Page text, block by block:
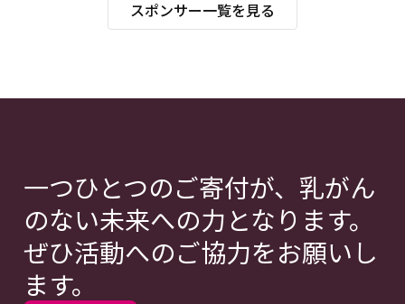
スポンサー一覧を見る
一つひとつのご寄付が、乳がん
のない未来への力となります。
ぜひ活動へのご協力をお願いし
ます。